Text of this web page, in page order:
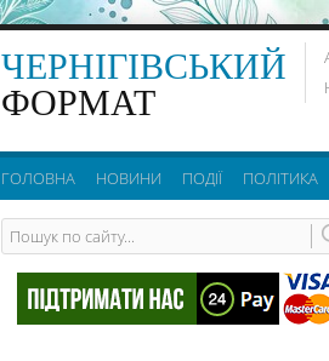
ЧЕРНІГІВСЬКИЙ
ФОРМАТ
ГОЛОВНА НОВИНИ ПОДІЇ ПОЛІТИКА